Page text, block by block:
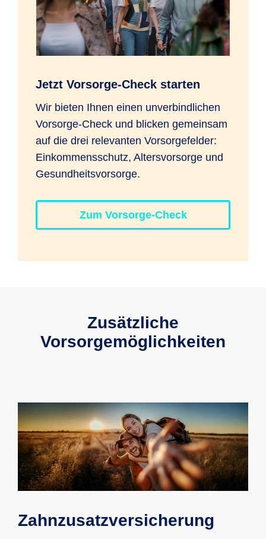
Jetzt Vorsorge-Check starten
Wir bieten Ihnen einen unverbindlichen
Vorsorge-Check und blicken gemeinsam
auf die drei relevanten Vorsorgefelder:
Einkommensschutz, Altersvorsorge und
Gesundheitsvorsorge.
Zum Vorsorge-Check
Zusätzliche
Vorsorgemöglichkeiten
Zahnzusatzversicherung